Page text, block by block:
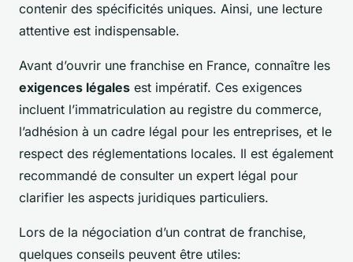
contenir des spécificités uniques. Ainsi, une lecture
attentive est indispensable.
Avant d’ouvrir une franchise en France, connaître les
exigences légales est impératif. Ces exigences
incluent l’immatriculation au registre du commerce,
l’adhésion à un cadre légal pour les entreprises, et le
respect des réglementations locales. Il est également
recommandé de consulter un expert légal pour
clarifier les aspects juridiques particuliers.
Lors de la négociation d’un contrat de franchise,
quelques conseils peuvent être utiles: